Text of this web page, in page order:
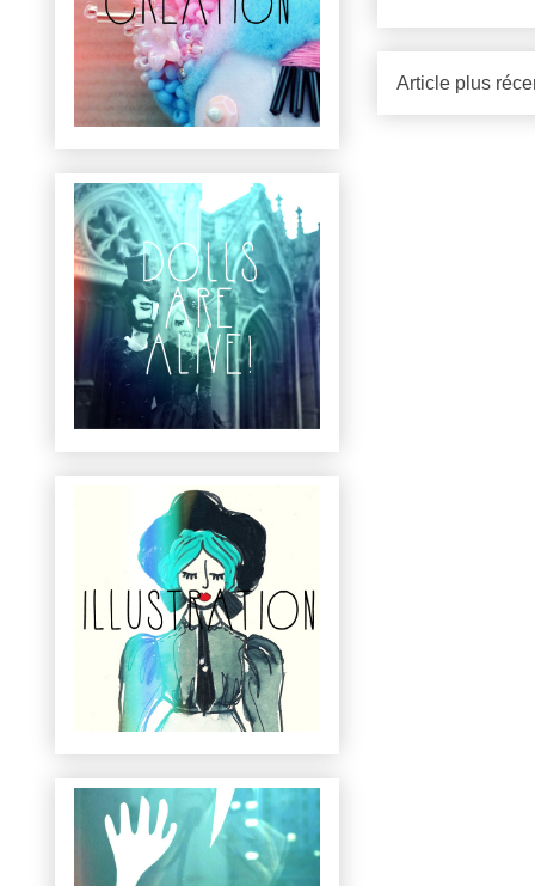
Article plus